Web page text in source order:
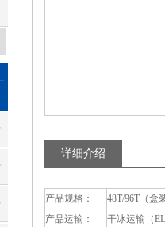
详细介绍
产品规格：
48T/96T（盒
产品运输：
干冰运输（